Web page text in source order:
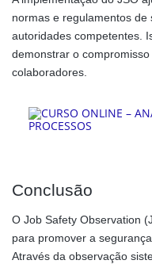
normas e regulamentos
autoridades competentes.
demonstrar o
colaboradores.
Conclusão
O Job Safety Observation
para promover a
Através da observação